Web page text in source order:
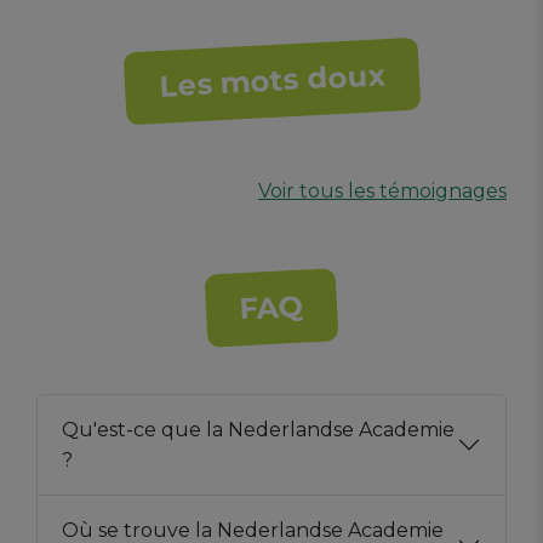
Les mots doux
Voir tous les témoignages
FAQ
Qu'est-ce que la Nederlandse Academie
?
Où se trouve la Nederlandse Academie